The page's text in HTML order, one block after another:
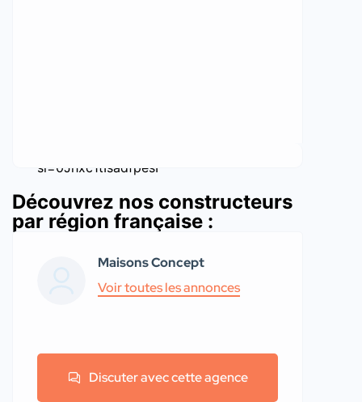
si=0Jhxc1tIsadfpesF
Découvrez nos constructeurs
par région française :
Maisons Concept
Voir toutes les annonces
Discuter avec cette agence